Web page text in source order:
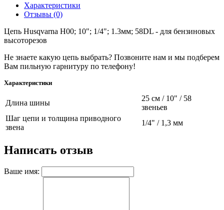
Характеристики
Отзывы (0)
Цепь Husqvarna Н00; 10"; 1/4"; 1.3мм; 58DL - для бензиновых
высоторезов
Не знаете какую цепь выбрать? Позвоните нам и мы подберем
Вам пильную гарнитуру по телефону!
Характеристики
Длина шины
25 см / 10" / 58
звеньев
Шаг цепи и толщина приводного
звена
1/4" / 1,3 мм
Написать отзыв
Ваше имя: